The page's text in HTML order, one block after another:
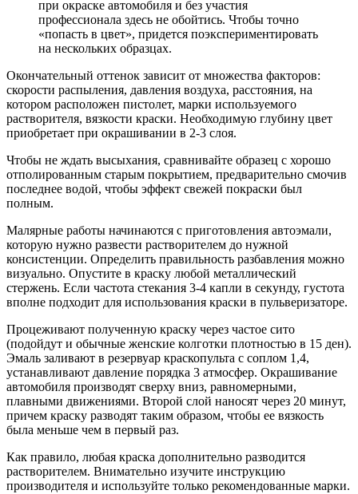
при окраске автомобиля и без участия
профессионала здесь не обойтись. Чтобы точно
«попасть в цвет», придется поэкспериментировать
на нескольких образцах.
Окончательный оттенок зависит от множества факторов:
скорости распыления, давления воздуха, расстояния, на
котором расположен пистолет, марки используемого
растворителя, вязкости краски. Необходимую глубину цвет
приобретает при окрашивании в 2-3 слоя.
Чтобы не ждать высыхания, сравнивайте образец с хорошо
отполированным старым покрытием, предварительно смочив
последнее водой, чтобы эффект свежей покраски был
полным.
Малярные работы начинаются с приготовления автоэмали,
которую нужно развести растворителем до нужной
консистенции. Определить правильность разбавления можно
визуально. Опустите в краску любой металлический
стержень. Если частота стекания 3-4 капли в секунду, густота
вполне подходит для использования краски в пульверизаторе.
Процеживают полученную краску через частое сито
(подойдут и обычные женские колготки плотностью в 15 ден).
Эмаль заливают в резервуар краскопульта с соплом 1,4,
устанавливают давление порядка 3 атмосфер. Окрашивание
автомобиля производят сверху вниз, равномерными,
плавными движениями. Второй слой наносят через 20 минут,
причем краску разводят таким образом, чтобы ее вязкость
была меньше чем в первый раз.
Как правило, любая краска дополнительно разводится
растворителем. Внимательно изучите инструкцию
производителя и используйте только рекомендованные марки.